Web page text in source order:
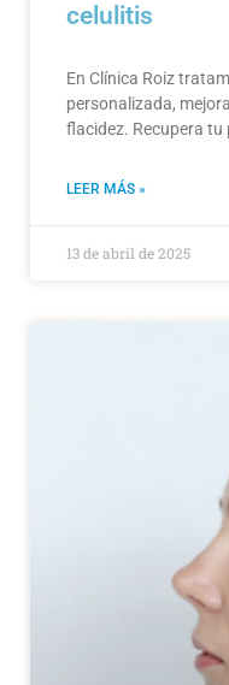
celulitis
En Clínica Roiz
personalizada,
flacidez. Recupera tu
LEER MÁS »
13 de abril de 2025